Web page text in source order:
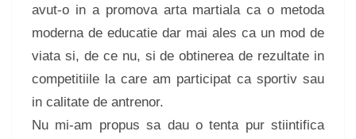
avut-o in a promova arta martiala ca o metoda
moderna de educatie dar mai ales ca un mod de
viata si, de ce nu, si de obtinerea de rezultate in
competitiile la care am participat ca sportiv sau
in calitate de antrenor.
Nu mi-am propus sa dau o tenta pur stiintifica